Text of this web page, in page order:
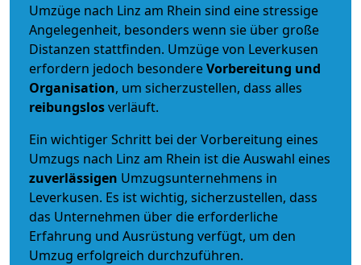
Umzüge nach Linz am Rhein sind eine stressige
Angelegenheit, besonders wenn sie über große
Distanzen stattfinden. Umzüge von Leverkusen
erfordern jedoch besondereVorbereitung und
Organisation, um sicherzustellen, dass alles
reibungslosverläuft.
Ein wichtiger Schritt bei der Vorbereitung eines
Umzugs nach Linz am Rhein ist die Auswahl eines
zuverlässigen Umzugsunternehmens in
Leverkusen. Es ist wichtig, sicherzustellen, dass
das Unternehmen über die erforderliche
Erfahrung und Ausrüstung verfügt, um den
Umzug erfolgreich durchzuführen.